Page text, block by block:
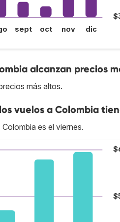
sept oct nov dic
alcanzan precios
más altos.
vuelos a Colombia
es el viernes.